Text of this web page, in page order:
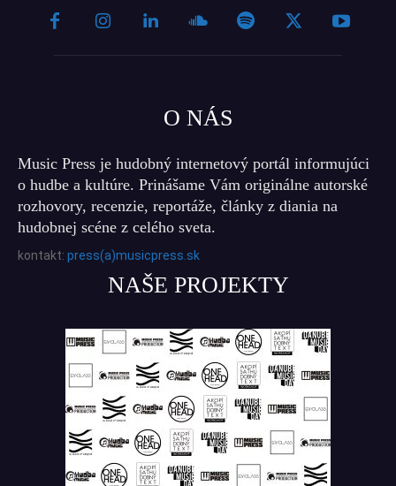
O NÁS
Music Press je hudobný internetový portál informujúci
o hudbe a kultúre. Prinášame Vám originálne autorské
rozhovory, recenzie, reportáže, články z diania na
hudobnej scéne z celého sveta.
kontakt: press(a)musicpress.sk
NAŠE PROJEKTY